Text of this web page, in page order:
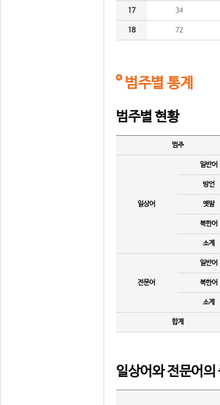
17 34
18 72
범주별 통계
범주별 현황
범주
일상어
일반어
방언
옛말
북한어
소계
전문어
일반어
북한어
소계
합계
일상어와 전문어의